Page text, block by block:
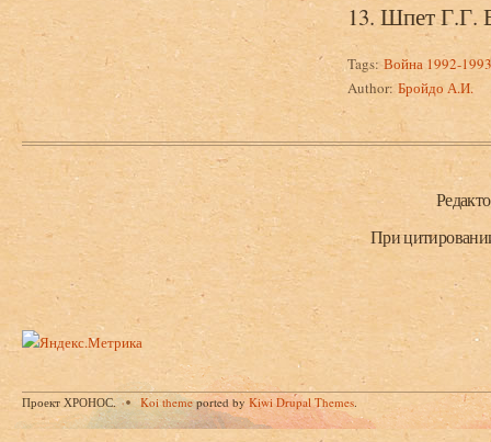
13. Шпет Г.Г.
Tags:Война 1992-
Author: Бройдо А.И.
Нижний колонтитул
При
Проект ХРОНОС. Koi themeported byKiwi Drupal Themes.